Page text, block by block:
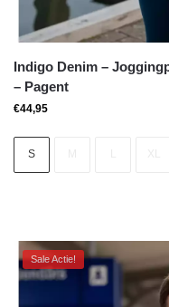
Indigo Denim –
– Pagent
€44,95
S
Sale Actie!